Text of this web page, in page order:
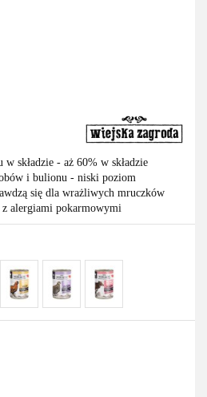
składzie - aż 60% w składzie
i bulionu - niski poziom
się dla wrażliwych mruczków
alergiami pokarmowymi